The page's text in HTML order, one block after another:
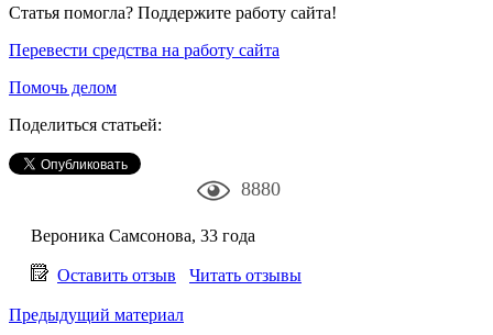
Статья помогла? Поддержите работу сайта!
Перевести средства на работу сайта
Помочь делом
Поделиться статьей:
8880
Вероника Самсонова, 33 года
Оставить отзыв Читать отзывы
Предыдущий материал